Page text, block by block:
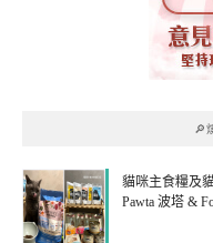
🔎
貓咪主食糧及
Pawta 波塔 &